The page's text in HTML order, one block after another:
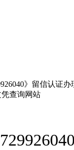
》留信认证
查询网站